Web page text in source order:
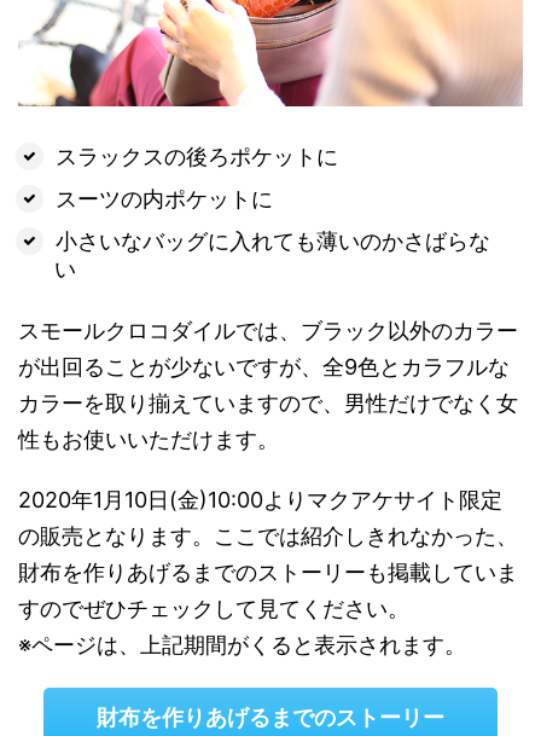
スラックスの後ろポケットに
スーツの内ポケットに
小さいなバッグに入れても薄いのかさばらな
い
スモールクロコダイルでは、ブラック以外のカラー
が出回ることが少ないですが、全9色とカラフルな
カラーを取り揃えていますので、男性だけでなく女
性もお使いいただけます。
2020年1月10日(金)10:00よりマクアケサイト限定
の販売となります。ここでは紹介しきれなかった、
財布を作りあげるまでのストーリーも掲載していま
すのでぜひチェックして見てください。
※ページは、上記期間がくると表示されます。
財布を作りあげるまでのストーリー